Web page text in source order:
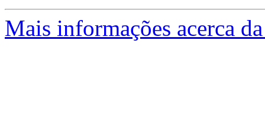
Mais informações acerca